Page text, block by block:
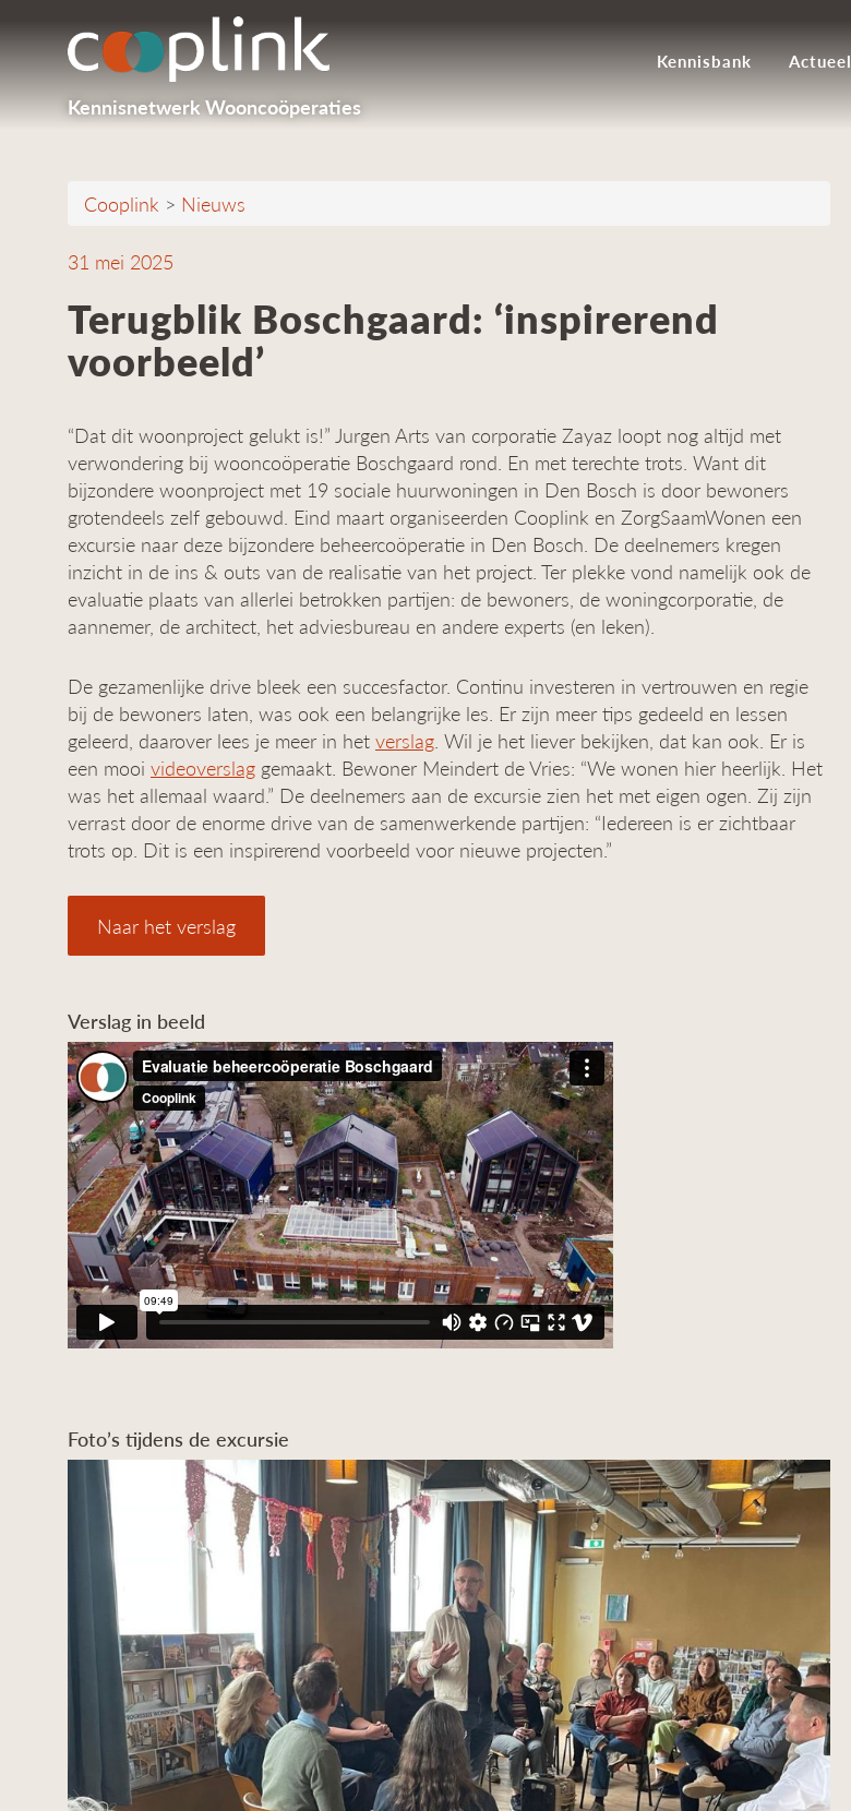
Kennisnetwerk Wooncoöperaties
Kennisbank Actueel
Cooplink > Nieuws
31 mei 2025
Terugblik Boschgaard: ‘inspirerend
voorbeeld’
“Dat dit woonproject gelukt is!” Jurgen Arts van corporatie Zayaz loopt nog altijd met
verwondering bij wooncoöperatie Boschgaard rond. En met terechte trots. Want dit
bijzondere woonproject met 19 sociale huurwoningen in Den Bosch is door bewoners
grotendeels zelf gebouwd. Eind maart organiseerden Cooplink en ZorgSaamWonen een
excursie naar deze bijzondere beheercoöperatie in Den Bosch. De deelnemers kregen
inzicht in de ins & outs van de realisatie van het project. Ter plekke vond namelijk ook de
evaluatie plaats van allerlei betrokken partijen: de bewoners, de woningcorporatie, de
aannemer, de architect, het adviesbureau en andere experts (en leken).
De gezamenlijke drive bleek een succesfactor. Continu investeren in vertrouwen en regie
bij de bewoners laten, was ook een belangrijke les. Er zijn meer tips gedeeld en lessen
geleerd, daarover lees je meer in het verslag. Wil je het liever bekijken, dat kan ook. Er is
een mooi videoverslag gemaakt. Bewoner Meindert de Vries: “We wonen hier heerlijk. Het
was het allemaal waard.” De deelnemers aan de excursie zien het met eigen ogen. Zij zijn
verrast door de enorme drive van de samenwerkende partijen: “Iedereen is er zichtbaar
trots op. Dit is een inspirerend voorbeeld voor nieuwe projecten.”
Naar het verslag
Verslag in beeld
Foto’s tijdens de excursie